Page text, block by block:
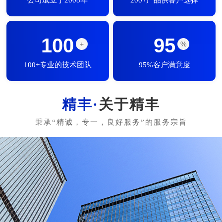
100 +
100+专业的技术团队
95 %
95%客户满意度
关于精丰